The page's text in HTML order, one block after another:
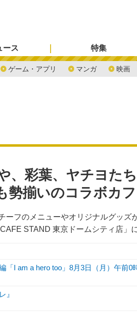
ース
ゲーム・アプリ マンガ 映画
特集
、彩葉、ヤチヨた
勢揃いのコラボカ
ーフのメニューやオリジナルグッズ
STAND 東京ドームシティ店」
「I am a hero too」8月3日（月）午前
』